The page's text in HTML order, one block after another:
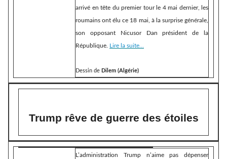
arrivé en tête du premier tour le 4 mai dernier, les
roumains ont élu ce 18 mai, à la surprise générale,
son opposant Nicusor Dan président de la
République. Lire la suite...
Dessin de Dilem (Algérie)
Trump rêve de guerre des étoiles
L’administration Trump n’aime pas dépenser